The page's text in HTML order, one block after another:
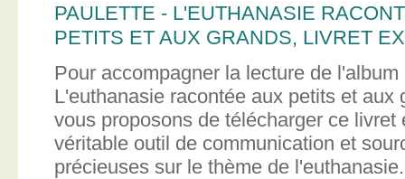
PAULETTE - L'EUTHANASIE
PETITS ET AUX GRANDS, LIVRET
Pour accompagner la lecture de
L'euthanasie racontée aux petits et aux
vous proposons de télécharger ce livret
véritable outil de communication et
précieuses sur le thème de l'euthanasie.